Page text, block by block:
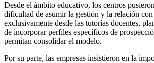
Desde el ámbito educativo, los centros
dificultad de asumir la gestión y la relación con
exclusivamente desde las tutorías docentes,
de incorporar perfiles específicos de
permitan consolidar el modelo.
Por su parte, las empresas insistieron en la